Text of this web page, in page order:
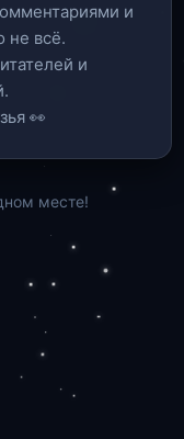
и
не всё.
и
👀
месте!